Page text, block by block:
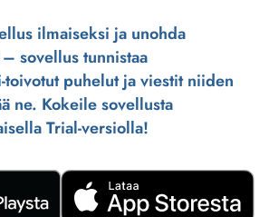
ilmaiseksi ja unohda
sovellus tunnistaa
toivotut puhelut ja viestit niiden
ne. Kokeile sovellusta
Trial-versiolla!